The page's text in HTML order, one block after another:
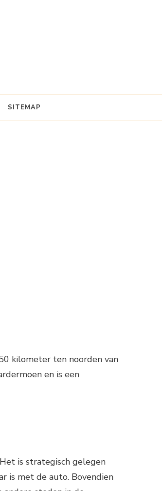
SITEMAP
kilometer ten noorden van
en is een
is strategisch gelegen
is met de auto. Bovendien